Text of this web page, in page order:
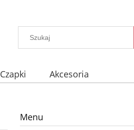
Czapki
Akcesoria
Menu